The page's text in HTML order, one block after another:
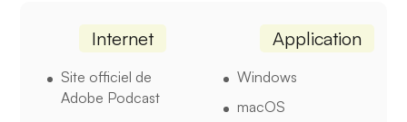
Internet
Site officiel de
Adobe Podcast
Application
Windows
macOS